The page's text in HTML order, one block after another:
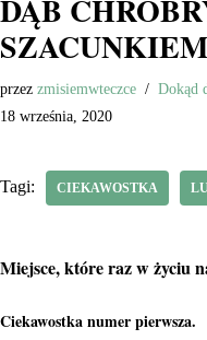
DĄB
przez zmisiemwteczce Dokąd
18 września, 2020
Tagi: CIEKAWOSTKA
Miejsce, które raz w życiu
Ciekawostka numer pierwsza.